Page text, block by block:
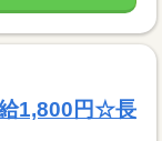
1,800円☆長